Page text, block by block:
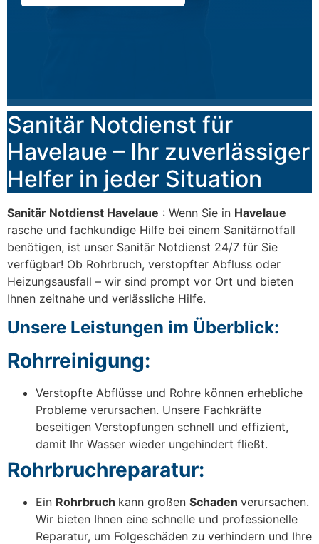
Sanitär Notdienst für
Havelaue – Ihr zuverlässiger
Helfer in jeder Situation
Sanitär Notdienst Havelaue : Wenn Sie in Havelaue
rasche und fachkundige Hilfe bei einem Sanitärnotfall
benötigen, ist unser Sanitär Notdienst 24/7 für Sie
verfügbar! Ob Rohrbruch, verstopfter Abfluss oder
Heizungsausfall – wir sind prompt vor Ort und bieten
Ihnen zeitnahe und verlässliche Hilfe.
Unsere Leistungen im Überblick:
Rohrreinigung:
Verstopfte Abflüsse und Rohre können erhebliche
Probleme verursachen. Unsere Fachkräfte
beseitigen Verstopfungen schnell und effizient,
damit Ihr Wasser wieder ungehindert fließt.
Rohrbruchreparatur:
Ein Rohrbruch kann großen Schaden verursachen.
Wir bieten Ihnen eine schnelle und professionelle
Reparatur, um Folgeschäden zu verhindern und Ihre